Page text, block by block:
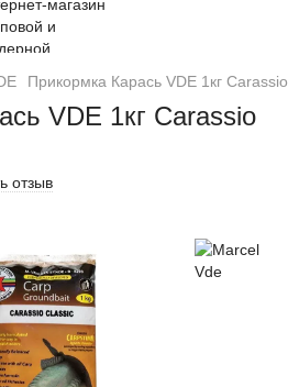
Прикормка Карась VDE 1кг
VDE 1кг Carassio
отзыв